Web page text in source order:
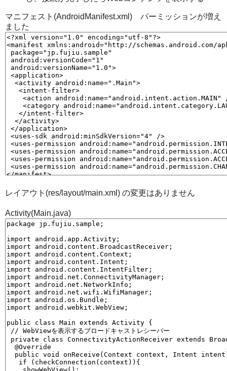
マニフェスト(AndroidManifest.xml) パーミッションが増え
ました
レイアウト(res/layout/main.xml) の変更はありません
Activity(Main.java)